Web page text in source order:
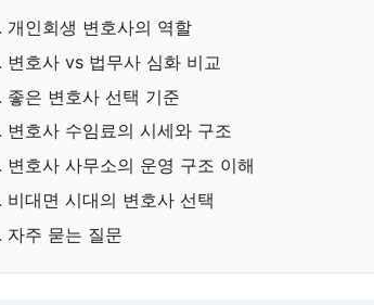
개인회생 변호사의 역할
변호사 vs 법무사 심화 비교
좋은 변호사 선택 기준
변호사 수임료의 시세와 구조
변호사 사무소의 운영 구조 이해
비대면 시대의 변호사 선택
자주 묻는 질문